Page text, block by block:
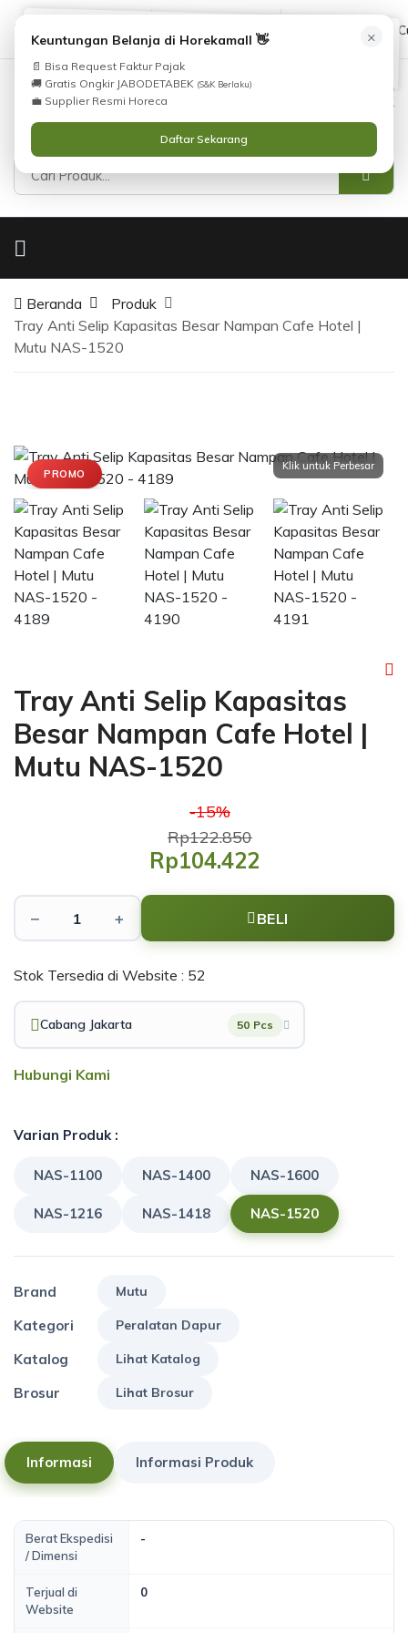
(021) 38783380 08551688000
Masuk
×
Keuntungan Belanja di Horekamall 👋
📄 Bisa Request Faktur Pajak
🚚 Gratis Ongkir JABODETABEK (S&K Berlaku)
💼 Supplier Resmi Horeca
Daftar Sekarang
Beranda
Produk
Tray Anti Selip Kapasitas Besar Nampan Cafe Hotel |
Mutu NAS-1520
PROMO
Tray Anti Selip Kapasitas
Besar Nampan Cafe Hotel |
Mutu NAS-1520
-15%
Rp122.850
Rp104.422
− + BELI
Stok Tersedia di Website : 52
Cabang Jakarta 50 Pcs
Hubungi Kami
Varian Produk :
NAS-1100 NAS-1400 NAS-1600
NAS-1216 NAS-1418 NAS-1520
Brand Mutu
Kategori Peralatan Dapur
Katalog Lihat Katalog
Brosur Lihat Brosur
Informasi Informasi Produk
Berat Ekspedisi
/ Dimensi
-
Terjual di
Website
0
i
Silahkan lihatKatalog
Hubungi Kami